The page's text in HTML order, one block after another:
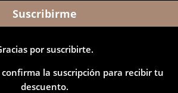
que el tamaño no siempre define la
por suscribirte.
la suscripción para recibir tu
descuento.